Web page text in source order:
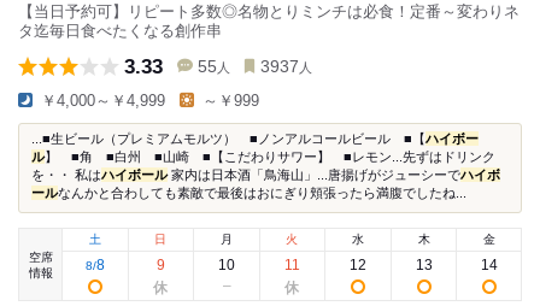
【当日予約可】リピート多数◎名物とりミンチは必食！定番～変わりネ
タ迄毎日食べたくなる創作串
3.33 55 人 3937 人
￥4,000～￥4,999 ～￥999
...■生ビール（プレミアムモルツ） ■ノンアルコールビール ■【ハイボー
ル】 ■角 ■白州 ■山崎 ■【こだわりサワー】 ■レモン...先ずはドリンク
を・・ 私はハイボール家内は日本酒「鳥海山」...唐揚げがジューシーでハイボ
ールなんかと合わしても素敵で最後はおにぎり頬張ったら満腹でしたね...
空席
情報
土
8/8
日
9
月
10
火
11
水
12
木
13
金
14